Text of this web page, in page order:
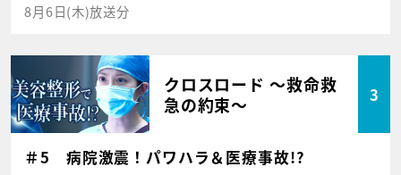
8月6日(木)放送分
クロスロード ～救命救
急の約束～
3
＃5 病院激震！パワハラ＆医療事故!?